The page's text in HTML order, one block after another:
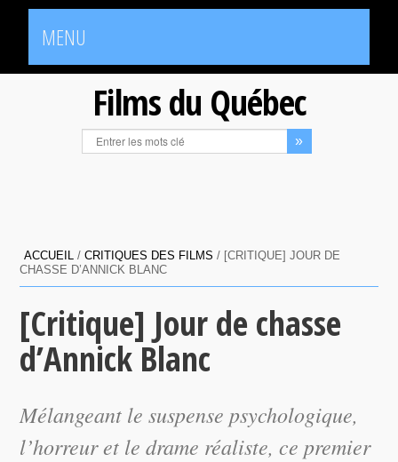
MENU
Films du Québec
ACCUEIL /CRITIQUES DES FILMS / [CRITIQUE] JOUR DE
CHASSE D’ANNICK BLANC
[Critique] Jour de chasse
d’Annick Blanc
Mélangeant le suspense psychologique,
l’horreur et le drame réaliste, ce premier